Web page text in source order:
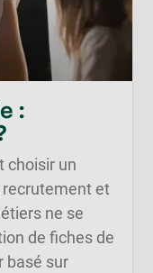
:
choisir un
recrutement et
ne se
de fiches de
basé sur